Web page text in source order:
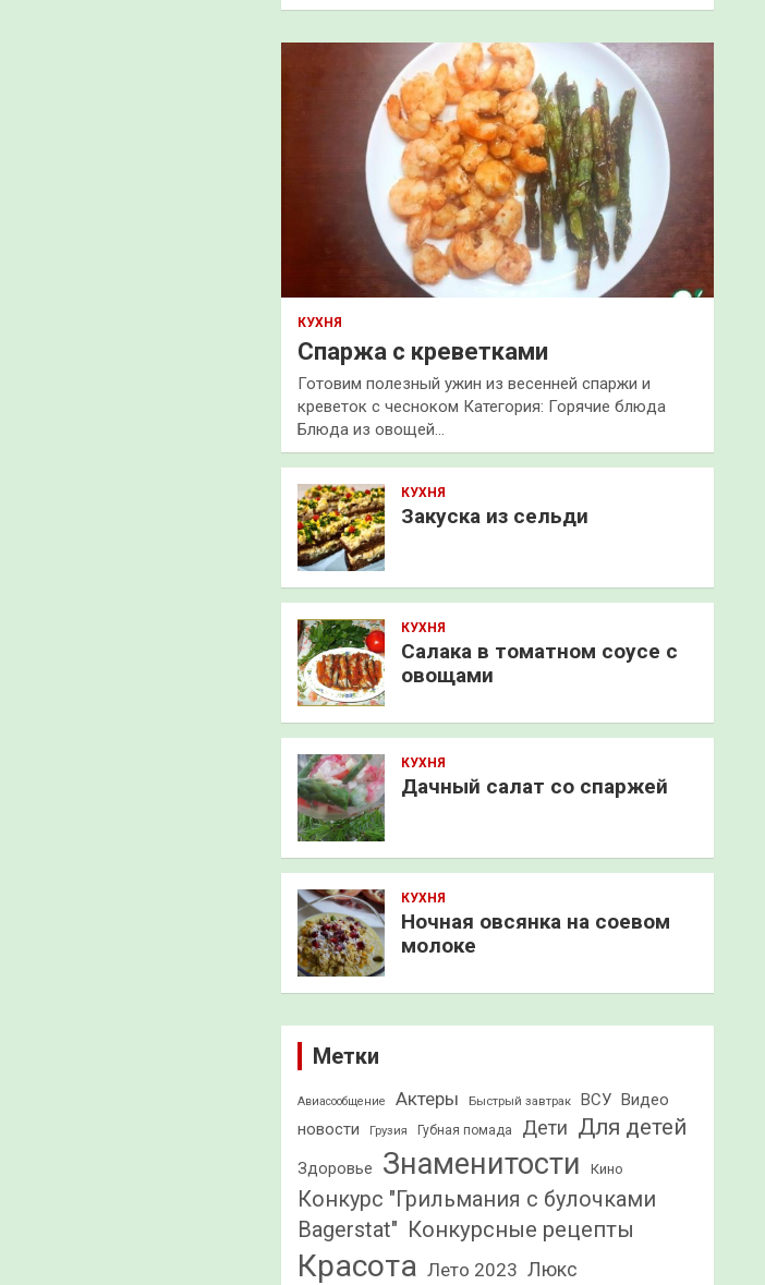
КУХНЯ
Спаржа с креветками
Готовим полезный ужин из весенней спаржи и
креветок с чесноком Категория: Горячие блюда
Блюда из овощей…
КУХНЯ
Закуска из сельди
КУХНЯ
Салака в томатном соусе с
овощами
КУХНЯ
Дачный салат со спаржей
КУХНЯ
Ночная овсянка на соевом
молоке
Метки
Авиасообщение Актеры Быстрый завтрак ВСУ Видео
новости
Грузия Губная помада Дети Для детей
Здоровье Знаменитости Кино
Конкурс "Грильмания с булочками
Bagerstat" Конкурсные рецепты
Красота Лето 2023 Люкс